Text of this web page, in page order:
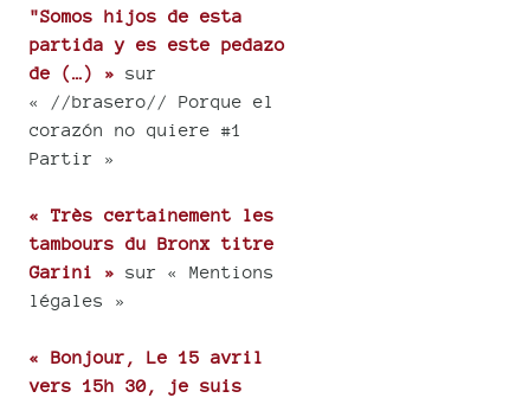
"Somos hijos de esta
partida y es este pedazo
de (…) » sur
« //brasero// Porque el
corazón no quiere #1
Partir »
« Très certainement les
tambours du Bronx titre
Garini » sur « Mentions
légales »
« Bonjour, Le 15 avril
vers 15h 30, je suis